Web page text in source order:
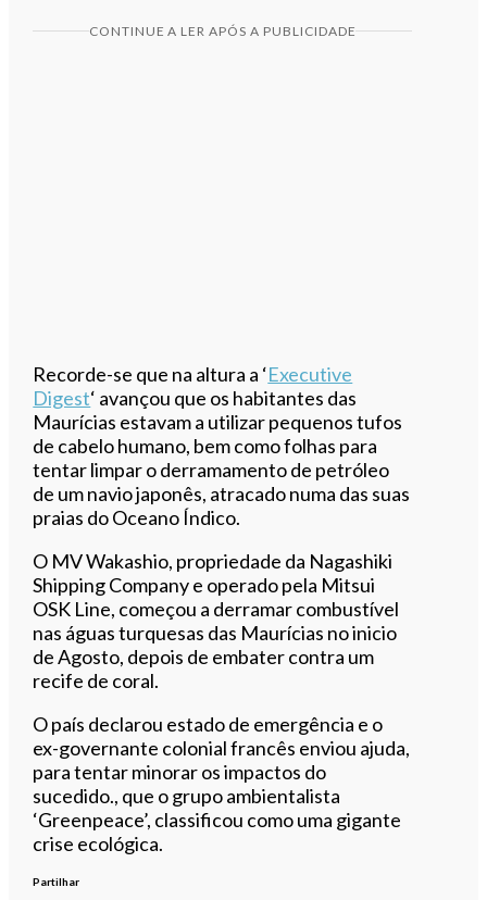
CONTINUE A LER APÓS A PUBLICIDADE
Recorde-se que na altura a ‘Executive
Digest‘ avançou que os habitantes das
Maurícias estavam a utilizar pequenos tufos
de cabelo humano, bem como folhas para
tentar limpar o derramamento de petróleo
de um navio japonês, atracado numa das suas
praias do Oceano Índico.
O MV Wakashio, propriedade da Nagashiki
Shipping Company e operado pela Mitsui
OSK Line, começou a derramar combustível
nas águas turquesas das Maurícias no inicio
de Agosto, depois de embater contra um
recife de coral.
O país declarou estado de emergência e o
ex-governante colonial francês enviou ajuda,
para tentar minorar os impactos do
sucedido., que o grupo ambientalista
‘Greenpeace’, classificou como uma gigante
crise ecológica.
Partilhar